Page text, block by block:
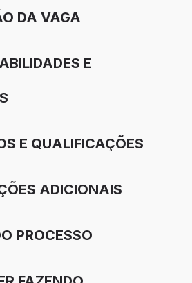
DA VAGA
E
E QUALIFICAÇÕES
ADICIONAIS
PROCESSO